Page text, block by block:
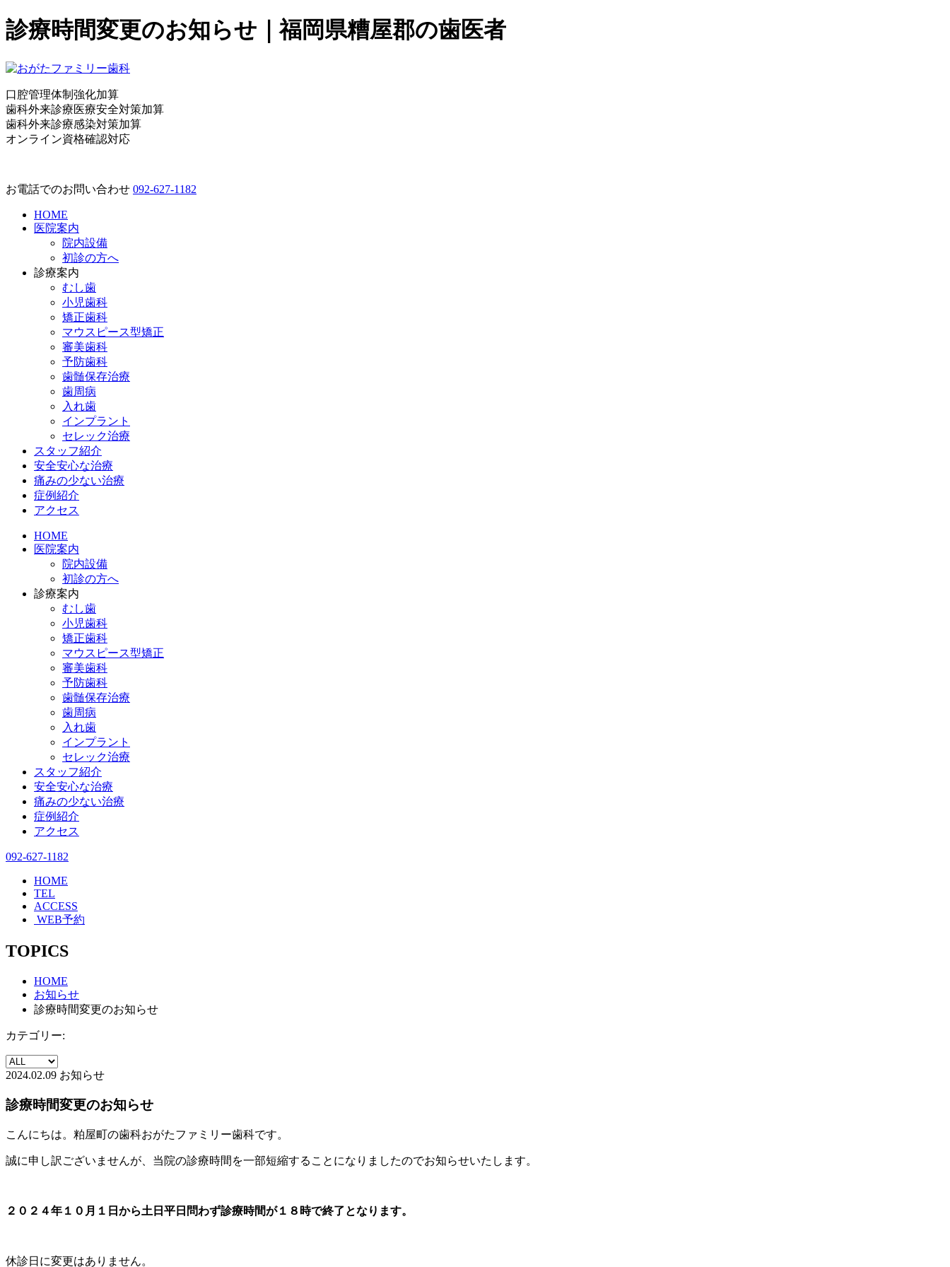
診療時間変更のお知らせ｜福岡県糟屋郡の歯医者
口腔管理体制強化加算
歯科外来診療医療安全対策加算
歯科外来診療感染対策加算
オンライン資格確認対応
お電話でのお問い合わせ 092-627-1182
HOME
医院案内
院内設備
初診の方へ
診療案内
むし歯
小児歯科
矯正歯科
マウスピース型矯正
審美歯科
予防歯科
歯髄保存治療
歯周病
入れ歯
インプラント
セレック治療
スタッフ紹介
安全安心な治療
痛みの少ない治療
症例紹介
アクセス
HOME
医院案内
院内設備
初診の方へ
診療案内
むし歯
小児歯科
矯正歯科
マウスピース型矯正
審美歯科
予防歯科
歯髄保存治療
歯周病
入れ歯
インプラント
セレック治療
スタッフ紹介
安全安心な治療
痛みの少ない治療
症例紹介
アクセス
092-627-1182
HOME
TEL
ACCESS
WEB予約
TOPICS
HOME
お知らせ
診療時間変更のお知らせ
カテゴリー:
2024.02.09 お知らせ
診療時間変更のお知らせ
こんにちは。粕屋町の歯科おがたファミリー歯科です。
誠に申し訳ございませんが、当院の診療時間を一部短縮することになりましたのでお知らせいたします。
２０２４年１０月１日から土日平日問わず診療時間が１８時で終了となります。
休診日に変更はありません。